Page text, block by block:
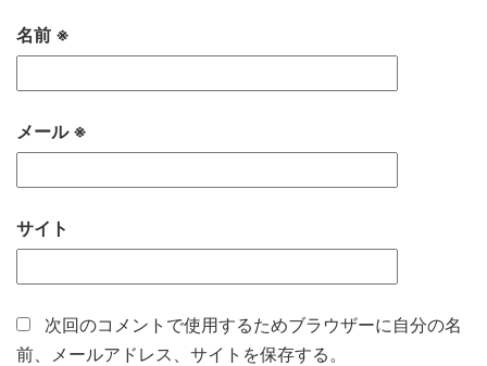
名前 ※
メール ※
サイト
次回のコメントで使用するためブラウザーに自分の名
前、メールアドレス、サイトを保存する。